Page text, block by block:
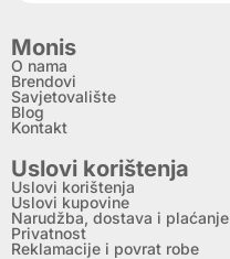
Monis
O nama
Brendovi
Savjetovalište
Blog
Kontakt
Uslovi korištenja
Uslovi korištenja
Uslovi kupovine
Narudžba, dostava i plaćanje
Privatnost
Reklamacije i povrat robe